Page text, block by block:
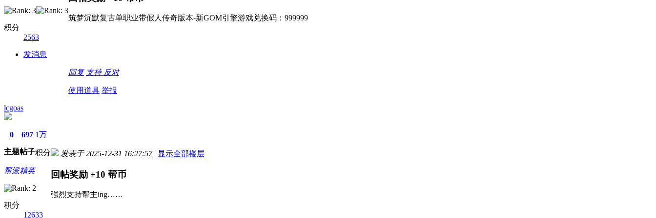
积分
2563
发消息
筑梦沉默复古单职业带假人传奇版本-新GOM引擎游戏兑换码：999999
回复 支持 反对
使用道具 举报
lcgoas
0
主题
697
帖子
1万
积分
帮派精英
积分
12633
发表于 2025-12-31 16:27:57 | 显示全部楼层
回帖奖励 +10 帮币
强烈支持帮主ing……